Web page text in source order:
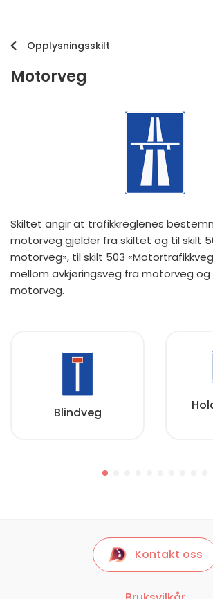
Opplysningsskilt
Motorveg
Skiltet angir at trafikkreglenes
motorveg gjelder fra skiltet og til skilt
motorveg», til skilt 503
mellom avkjøringsveg fra motorveg og
motorveg.
Blindveg
Kontakt oss